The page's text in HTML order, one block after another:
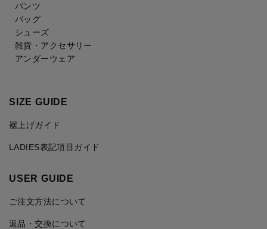
パンツ
バッグ
シューズ
雑貨・アクセサリー
アンダーウェア
SIZE GUIDE
裾上げガイド
LADIES表記項目ガイド
USER GUIDE
ご注文方法について
返品・交換について